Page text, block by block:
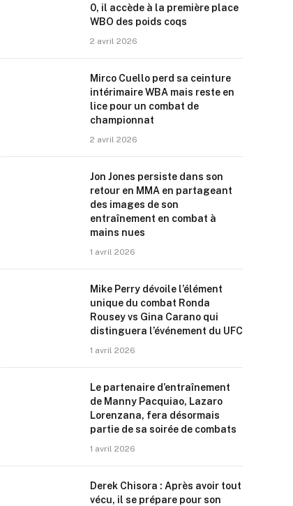
0, il accède à la première place
WBO des poids coqs
2 avril 2026
Mirco Cuello perd sa ceinture
intérimaire WBA mais reste en
lice pour un combat de
championnat
2 avril 2026
Jon Jones persiste dans son
retour en MMA en partageant
des images de son
entraînement en combat à
mains nues
1 avril 2026
Mike Perry dévoile l’élément
unique du combat Ronda
Rousey vs Gina Carano qui
distinguera l’événement du UFC
1 avril 2026
Le partenaire d’entraînement
de Manny Pacquiao, Lazaro
Lorenzana, fera désormais
partie de sa soirée de combats
1 avril 2026
Derek Chisora : Après avoir tout
vécu, il se prépare pour son